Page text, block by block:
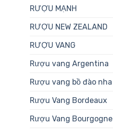
RƯỢU MẠNH
RƯỢU NEW ZEALAND
RƯỢU VANG
Rượu vang Argentina
Rượu vang bồ đào nha
Rượu Vang Bordeaux
Rượu Vang Bourgogne